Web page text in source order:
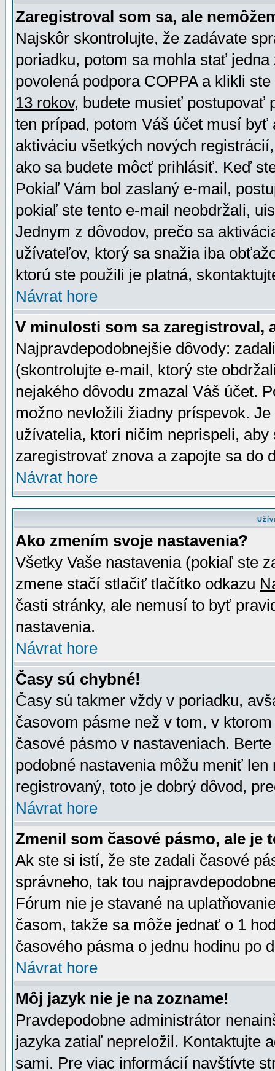
Zaregistroval som sa, ale
Najskôr skontrolujte, že zadávate
poriadku, potom sa mohla stať
povolená podpora COPPA a klikli
13 rokov, budete musieť postupovať
ten prípad, potom Váš účet musí
aktiváciu všetkých nových
ako sa budete môcť prihlásiť. Keď
Pokiaľ Vám bol zaslaný e-mail,
pokiaľ ste tento e-mail neobdržali,
Jednym z dôvodov, prečo sa
užívateľov, ktorý sa snažia iba
ktorú ste použili je platná,
Návrat hore
V minulosti som sa zaregistroval,
Najpravdepodobnejšie dôvody:
(skontrolujte e-mail, ktorý ste
nejakého dôvodu zmazal Váš účet.
možno nevložili žiadny príspevok.
užívatelia, ktorí ničím neprispeli,
zaregistrovať znova a zapojte sa do
Návrat hore
Ako zmením svoje nastavenia?
Všetky Vaše nastavenia (pokiaľ ste
zmene stačí stlačiť tlačítko odkazu
časti stránky, ale nemusí to byť
nastavenia.
Návrat hore
Časy sú chybné!
Časy sú takmer vždy v poriadku,
časovom pásme než v tom, v
časové pásmo v nastaveniach.
podobné nastavenia môžu meniť
registrovaný, toto je dobrý dôvod,
Návrat hore
Zmenil som časové pásmo, ale je
Ak ste si istí, že ste zadali časové
správneho, tak tou
Fórum nie je stavané na
časom, takže sa môže jednať o 1
časového pásma o jednu hodinu po
Návrat hore
Môj jazyk nie je na zozname!
Pravdepodobne administrátor
jazyka zatiaľ nepreložil. Kontaktujte
sami. Pre viac informácií navštívte